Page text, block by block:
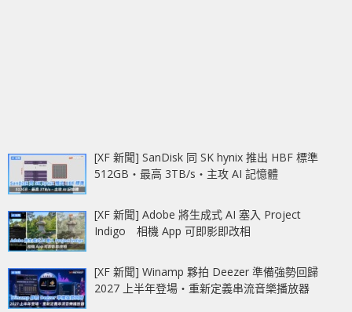
[XF 新聞] SanDisk 同 SK hynix 推出 HBF 標準
512GB‧最高 3TB/s‧主攻 AI 記憶體
[XF 新聞] Adobe 將生成式 AI 塞入 Project
Indigo 相機 App 可即影即改相
[XF 新聞] Winamp 夥拍 Deezer 準備強勢回歸
2027 上半年登場‧重新定義串流音樂播放器